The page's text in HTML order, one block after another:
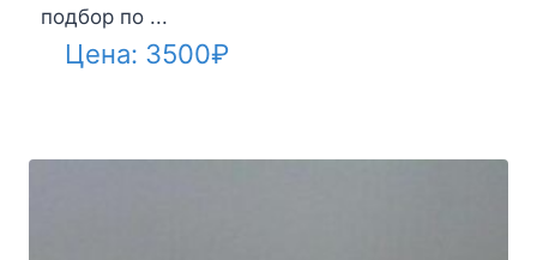
подбор по ...
Цена: 3500₽